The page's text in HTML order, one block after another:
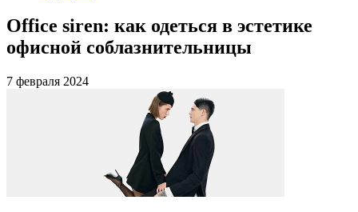
Office siren: как одеться в эстетике
офисной соблазнительницы
7 февраля 2024